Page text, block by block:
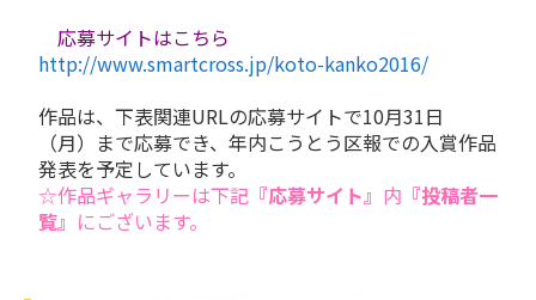
応募サイトはこちら
http://www.smartcross.jp/koto-kanko2016/
作品は、下表関連URLの応募サイトで10月31日
（月）まで応募でき、年内こうとう区報での入賞作品
発表を予定しています。
☆作品ギャラリーは下記 『応募サイト』 内 『投稿者一
覧』 にございます。